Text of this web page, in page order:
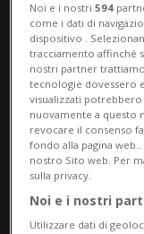
Noi e i nostri594
come i dati di
dispositivo .
tracciamento affinché
nostri partner
tecnologie dovessero
visualizzati
nuovamente a questo
revocare il consenso
fondo alla pagina
nostro Sito web. Per
sulla privacy.
Noi e i nostri
Utilizzare dati di